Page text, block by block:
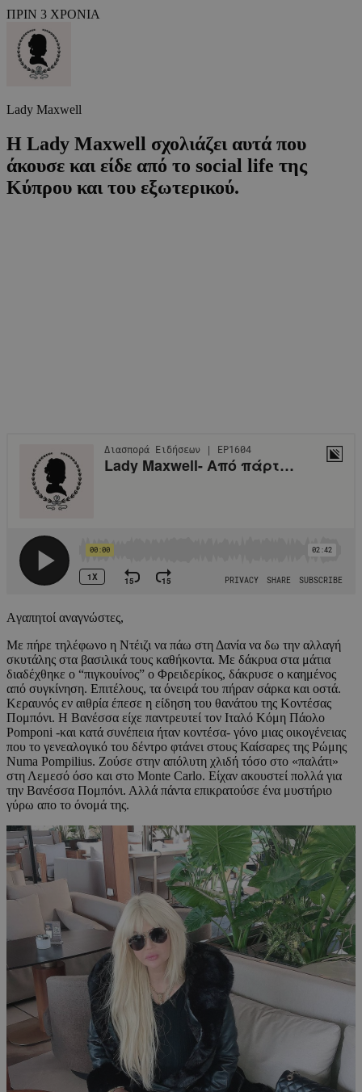
ΠΡΙΝ 3 ΧΡΟΝΙΑ
Lady Maxwell
Η Lady Maxwell σχολιάζει αυτά που
άκουσε και είδε από το social life της
Κύπρου και του εξωτερικού.
Aγαπητοί αναγνώστες,
Με πήρε τηλέφωνο η Ντέιζι να πάω στη Δανία να δω την αλλαγή
σκυτάλης στα βασιλικά τους καθήκοντα. Με δάκρυα στα μάτια
διαδέχθηκε ο “πιγκουίνος” ο Φρειδερίκος, δάκρυσε ο καημένος
από συγκίνηση. Επιτέλους, τα όνειρά του πήραν σάρκα και οστά.
Κεραυνός εν αιθρία έπεσε η είδηση του θανάτου της Κοντέσας
Πομπόνι. Η Βανέσσα είχε παντρευτεί τον Ιταλό Κόμη Πάολο
Pomponi -και κατά συνέπεια ήταν κοντέσα- γόνο μιας οικογένειας
που το γενεαλογικό του δέντρο φτάνει στους Καίσαρες της Ρώμης
Numa Pompilius. Ζούσε στην απόλυτη χλιδή τόσο στο «παλάτι»
στη Λεμεσό όσο και στο Monte Carlo. Είχαν ακουστεί πολλά για
την Βανέσσα Πομπόνι. Αλλά πάντα επικρατούσε ένα μυστήριο
γύρω απο το όνομά της.